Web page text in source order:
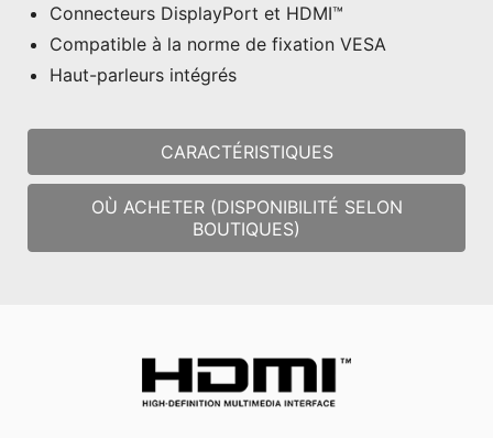
Connecteurs DisplayPort et HDMI™
Compatible à la norme de fixation VESA
Haut-parleurs intégrés
CARACTÉRISTIQUES
OÙ ACHETER (DISPONIBILITÉ SELON
BOUTIQUES)